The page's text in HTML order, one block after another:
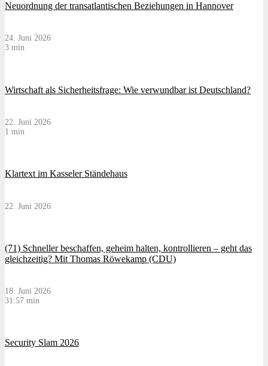
Neuordnung der transatlantischen Beziehungen in Hannover
24. Juni 2026
3 min
Wirtschaft als Sicherheitsfrage: Wie verwundbar ist Deutschland?
22. Juni 2026
1 min
Klartext im Kasseler Ständehaus
22. Juni 2026
(71) Schneller beschaffen, geheim halten, kontrollieren – geht das
gleichzeitig? Mit Thomas Röwekamp (CDU)
18. Juni 2026
31:57 min
Security Slam 2026